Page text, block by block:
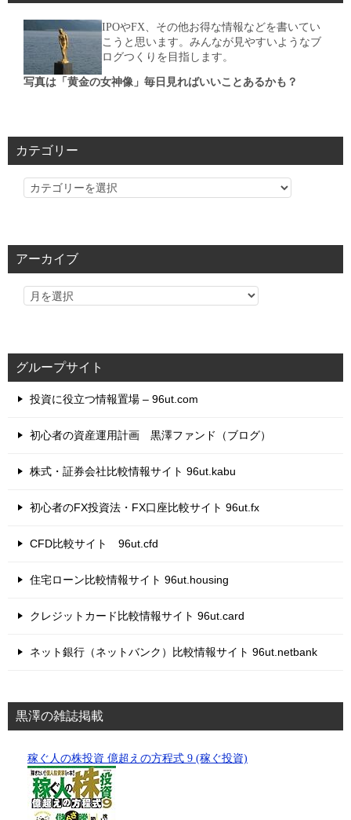
IPOやFX、その他お得な情報などを書いてい
こうと思います。みんなが見やすいようなブ
ログつくりを目指します。
写真は「黄金の女神像」毎日見ればいいことあるかも？
カテゴリー
カ
リ
アーカイブ
グループサイト
投資に役立つ情報置場 – 96ut.com
初心者の資産運用計画 黒澤ファンド（ブログ）
株式・証券会社比較情報サイト 96ut.kabu
初心者のFX投資法・FX口座比較サイト 96ut.fx
CFD比較サイト 96ut.cfd
住宅ローン比較情報サイト 96ut.housing
クレジットカード比較情報サイト 96ut.card
ネット銀行（ネットバンク）比較情報サイト 96ut.netbank
黒澤の雑誌掲載
稼ぐ人の株投資 億超えの方程式 9 (稼ぐ投資)